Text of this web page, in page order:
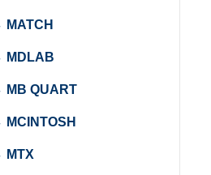
MATCH
MDLAB
MB QUART
MCINTOSH
MTX